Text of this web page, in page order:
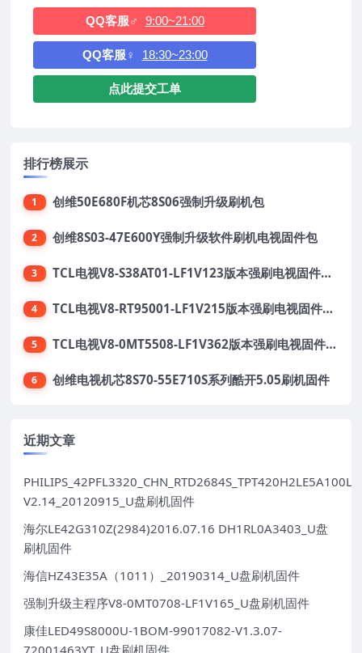
QQ客服♂ 9:00~21:00
QQ客服♀ 18:30~23:00
点此提交工单
排行榜展示
1 创维50E680F机芯8S06强制升级刷机包
2 创维8S03-47E600Y强制升级软件刷机电视固件包
3 TCL电视V8-S38AT01-LF1V123版本强刷电视固件包下载
4 TCL电视V8-RT95001-LF1V215版本强刷电视固件包下载
5 TCL电视V8-0MT5508-LF1V362版本强刷电视固件包下载
6 创维电视机芯8S70-55E710S系列酷开5.05刷机固件
近期文章
V2.14_20120915_U盘刷机固件
海尔LE42G310Z(2984)2016.07.16 DH1RL0A3403_U盘
刷机固件
海信HZ43E35A（1011）_20190314_U盘刷机固件
强制升级主程序V8-0MT0708-LF1V165_U盘刷机固件
康佳LED49S8000U-1BOM-99017082-V1.3.07-
72001463YT_U盘刷机固件